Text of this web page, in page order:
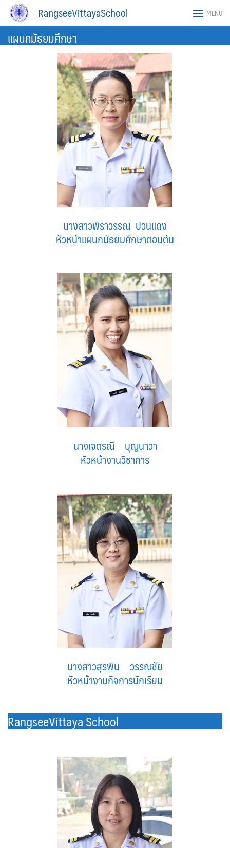
Skip
RangseeVittayaSchool MENU
แผนกมัธยมศึกษา
นางสาวพิราวรรณ ปวนแดง
หัวหน้าแผนกมัธยมศึกษาตอนต้น
นางเจตรณี บุญนาวา
หัวหน้างานวิชาการ
นางสาวสุรพิน วรรณชัย
หัวหน้างานกิจการนักเรียน
RangseeVittaya School